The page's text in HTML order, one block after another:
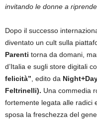
invitando le donne a
Dopo il successo
diventato un cult sulla
Parenti torna da domani,
d’Italia e sugli store digitali
felicità” , edito da
Feltrinelli). Una commedia
fortemente legata alle radici
sposa la freschezza del